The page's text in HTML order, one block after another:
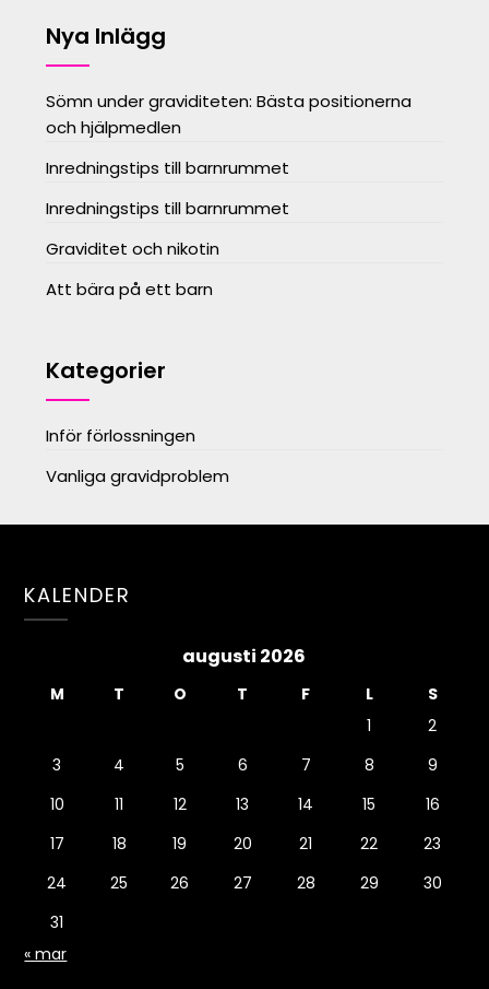
Nya Inlägg
Sömn under graviditeten: Bästa positionerna
och hjälpmedlen
Inredningstips till barnrummet
Inredningstips till barnrummet
Graviditet och nikotin
Att bära på ett barn
Kategorier
Inför förlossningen
Vanliga gravidproblem
KALENDER
augusti 2026
M T O T F L
S
1
2
3
4 5 6 7 8
9
10
11 12 13 14 15
16
17
18 19 20 21 22
23
24
25 26 27 28 29
30
31
« mar